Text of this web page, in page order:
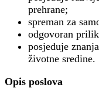
prehrane;
spreman za
odgovoran
posjeduje
životne sredine.
Opis poslova